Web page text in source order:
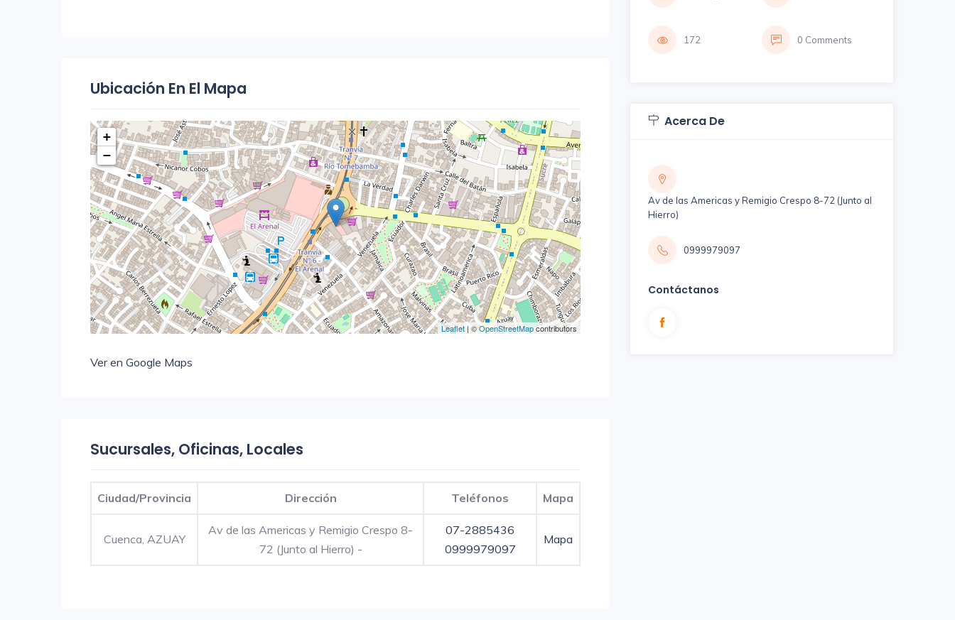
Ubicación En El Mapa
+
−
Leaflet| ©OpenStreetMapcontributors
Ver en Google Maps
Sucursales, Oficinas, Locales
Ciudad/Provincia Dirección Teléfonos Mapa
Cuenca, AZUAY
Av de las Americas y Remigio Crespo 8-
72 (Junto al Hierro) -
07-2885436
0999979097
Mapa
172 0 Comments
Acerca De
Av de las Americas y Remigio Crespo 8-72 (Junto al
Hierro)
0999979097
Contáctanos